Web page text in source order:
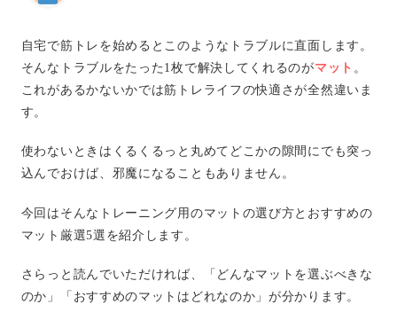
自宅で筋トレを始めるとこのようなトラブルに直面します。
そんなトラブルをたった1枚で解決してくれるのがマット 。
これがあるかないかでは筋トレライフの快適さが全然違いま
す。
使わないときはくるくるっと丸めてどこかの隙間にでも突っ
込んでおけば、邪魔になることもありません。
今回はそんなトレーニング用のマットの選び方とおすすめの
マット厳選5選を紹介します。
さらっと読んでいただければ、「どんなマットを選ぶべきな
のか」「おすすめのマットはどれなのか」が分かります。